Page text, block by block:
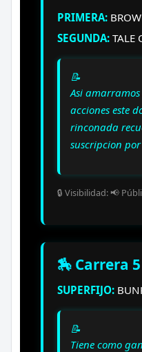
PRIMERA:
SEGUNDA: TALE
📝
Asi
acciones este
rinconada
suscripcion
🔒 Visibilidad: 📢
🏇 Carrera
SUPERFIJO:
📝
Tiene como